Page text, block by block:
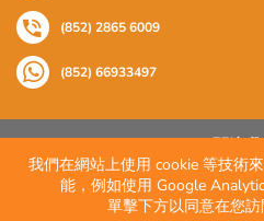
(852) 2865 6009
(852) 66933497
關注
我們在網站上使用 cookie 等技術
能，例如使用 Google
單擊下方以同意在您